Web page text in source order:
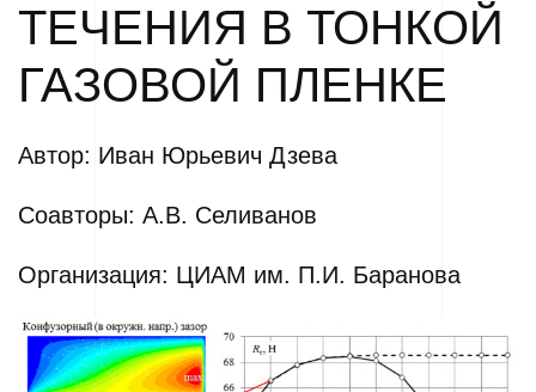
ТЕЧЕНИЯ В ТОНКОЙ
ГАЗОВОЙ ПЛЕНКЕ
Автор: Иван Юрьевич Дзева
Соавторы: А.В. Селиванов
Организация: ЦИАМ им. П.И. Баранова